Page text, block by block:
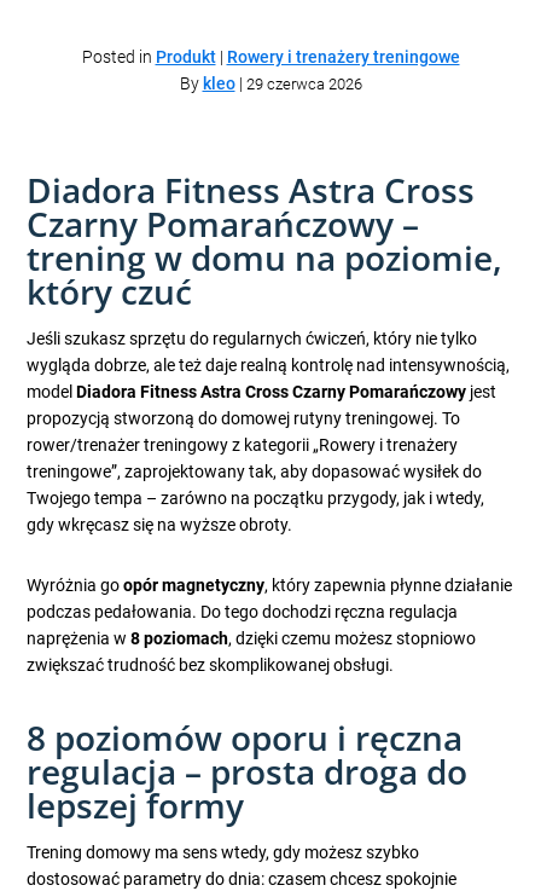
Posted in Produkt| Rowery i trenażery treningowe
By kleo| 29 czerwca 2026
Diadora Fitness Astra Cross
Czarny Pomarańczowy –
trening w domu na poziomie,
który czuć
Jeśli szukasz sprzętu do regularnych ćwiczeń, który nie tylko
wygląda dobrze, ale też daje realną kontrolę nad intensywnością,
modelDiadora Fitness Astra Cross Czarny Pomarańczowy jest
propozycją stworzoną do domowej rutyny treningowej. To
rower/trenażer treningowy z kategorii „Rowery i trenażery
treningowe”, zaprojektowany tak, aby dopasować wysiłek do
Twojego tempa – zarówno na początku przygody, jak i wtedy,
gdy wkręcasz się na wyższe obroty.
Wyróżnia goopór magnetyczny, który zapewnia płynne działanie
podczas pedałowania. Do tego dochodzi ręczna regulacja
naprężenia w8 poziomach, dzięki czemu możesz stopniowo
zwiększać trudność bez skomplikowanej obsługi.
8 poziomów oporu i ręczna
regulacja – prosta droga do
lepszej formy
Trening domowy ma sens wtedy, gdy możesz szybko
dostosować parametry do dnia: czasem chcesz spokojnie